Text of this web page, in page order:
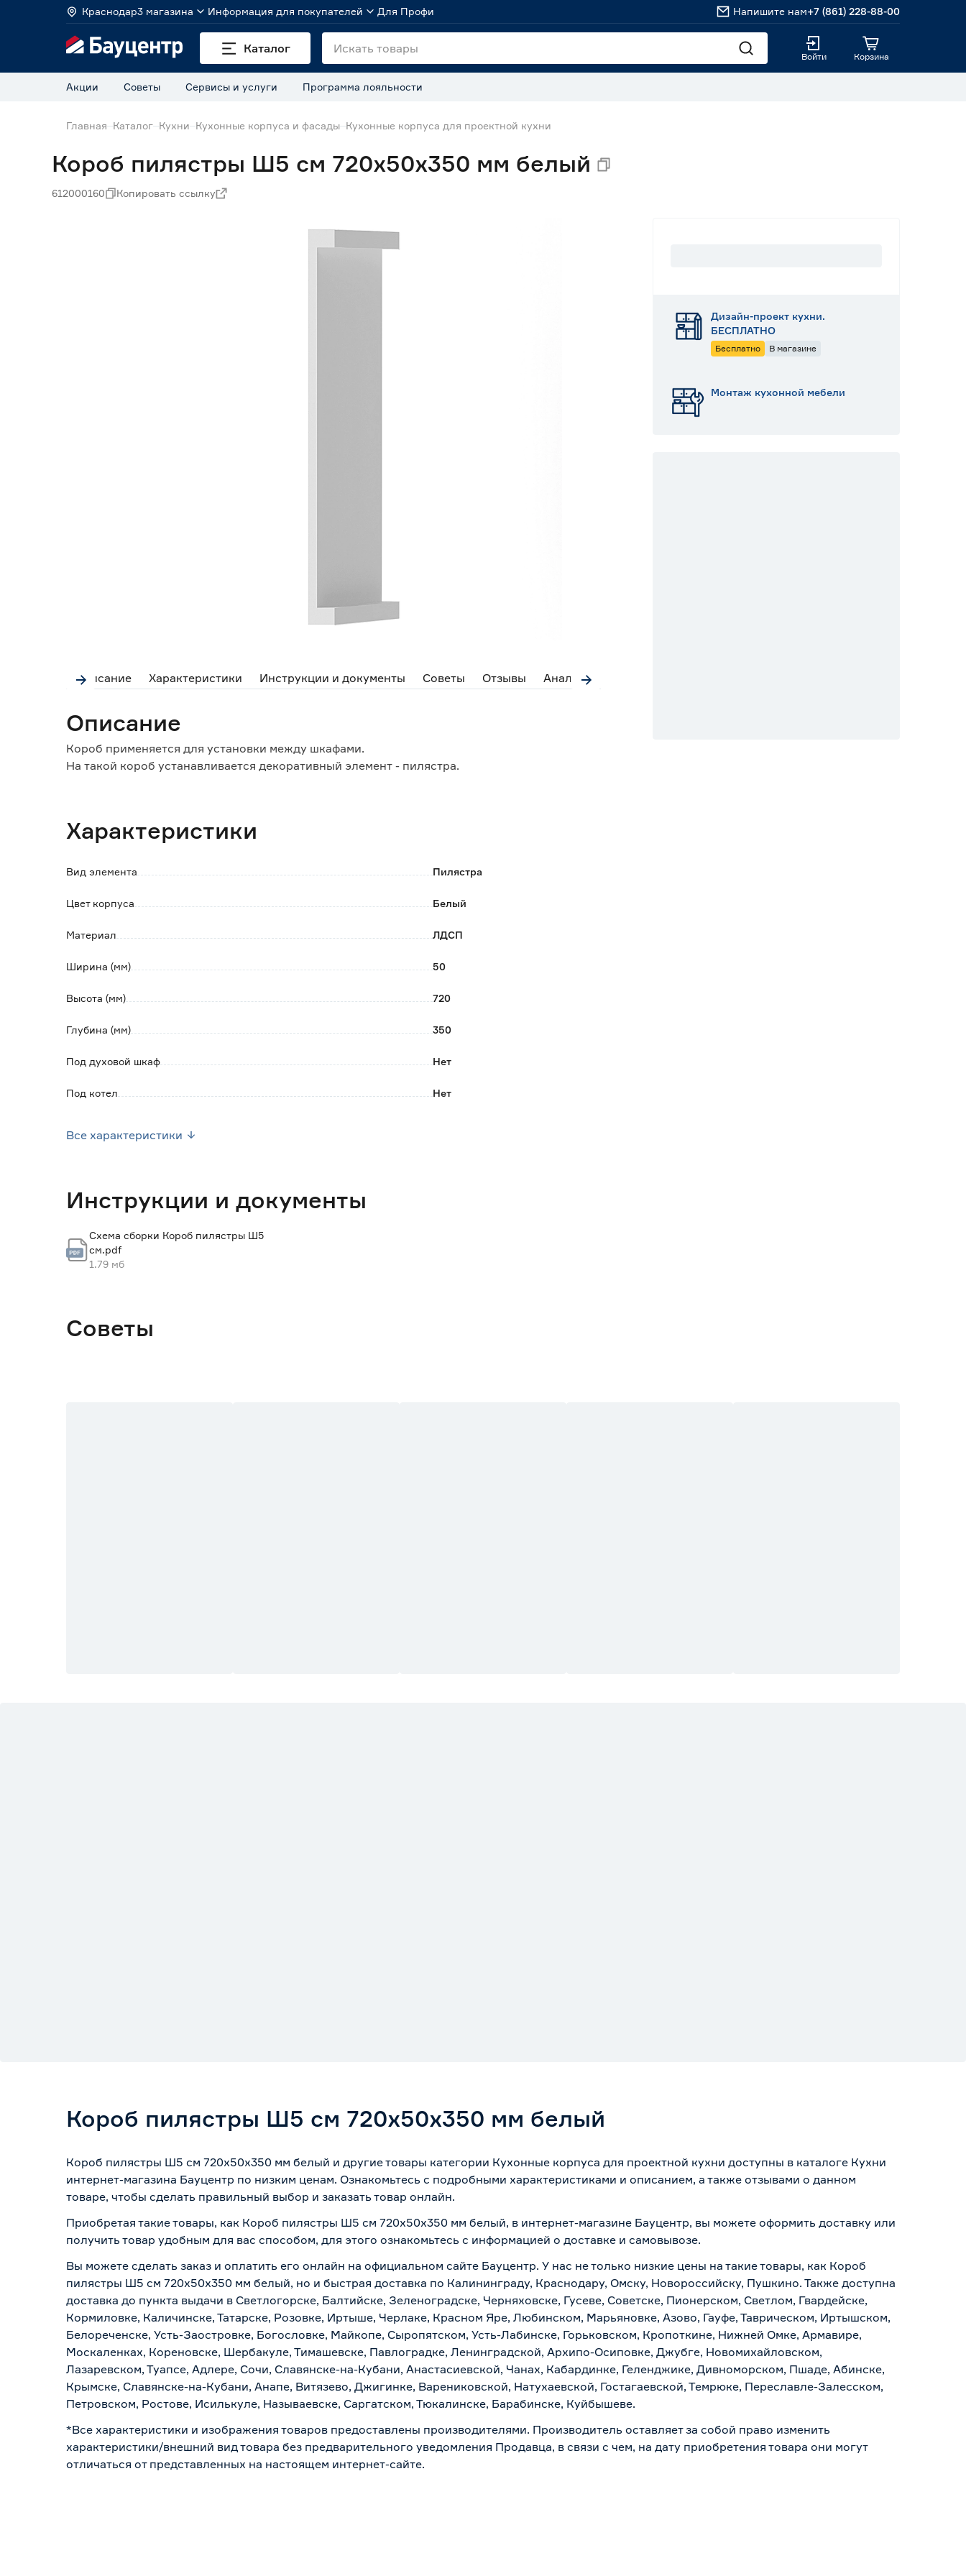
Краснодар3 магазина Информация для покупателей Для Профи Напишите нам+7 (861) 228-88-00
Каталог
Войти Корзина
Акции Советы Сервисы и услуги Программа лояльности
Главная Каталог Кухни Кухонные корпуса и фасады Кухонные корпуса для проектной кухни
Короб пилястры Ш5 см 720х50х350 мм белый
612000160 Копировать ссылку
Описание Характеристики Инструкции и документы Советы Отзывы Аналоги
Описание
Короб применяется для установки между шкафами.
На такой короб устанавливается декоративный элемент - пилястра.
Характеристики
Вид элемента Пилястра
Цвет корпуса Белый
Материал ЛДСП
Ширина (мм) 50
Высота (мм) 720
Глубина (мм) 350
Под духовой шкаф Нет
Под котел Нет
Все характеристики
Инструкции и документы
Схема сборки Короб пилястры Ш5
см.pdf
1.79 мб
Дизайн-проект кухни.
БЕСПЛАТНО
Бесплатно В магазине
Монтаж кухонной мебели
Советы
Короб пилястры Ш5 см 720х50х350 мм белый
Короб пилястры Ш5 см 720х50х350 мм белый и другие товары категории Кухонные корпуса для проектной кухни доступны в каталоге Кухни
интернет-магазина Бауцентр по низким ценам. Ознакомьтесь с подробными характеристиками и описанием, а также отзывами о данном
товаре, чтобы сделать правильный выбор и заказать товар онлайн.
Приобретая такие товары, как Короб пилястры Ш5 см 720х50х350 мм белый, в интернет-магазине Бауцентр, вы можете оформить доставку или
получить товар удобным для вас способом, для этого ознакомьтесь с информацией о доставке и самовывозе.
Вы можете сделать заказ и оплатить его онлайн на официальном сайте Бауцентр. У нас не только низкие цены на такие товары, как Короб
пилястры Ш5 см 720х50х350 мм белый, но и быстрая доставка по Калининграду, Краснодару, Омску, Новороссийску, Пушкино. Также доступна
доставка до пункта выдачи в Светлогорске, Балтийске, Зеленоградске, Черняховске, Гусеве, Советске, Пионерском, Светлом, Гвардейске,
Кормиловке, Каличинске, Татарске, Розовке, Иртыше, Черлаке, Красном Яре, Любинском, Марьяновке, Азово, Гауфе, Таврическом, Иртышском,
Белореченске, Усть-Заостровке, Богословке, Майкопе, Сыропятском, Усть-Лабинске, Горьковском, Кропоткине, Нижней Омке, Армавире,
Москаленках, Кореновске, Шербакуле, Тимашевске, Павлоградке, Ленинградской, Архипо-Осиповке, Джубге, Новомихайловском,
Лазаревском, Туапсе, Адлере, Сочи, Славянске-на-Кубани, Анастасиевской, Чанах, Кабардинке, Геленджике, Дивноморском, Пшаде, Абинске,
Крымске, Славянске-на-Кубани, Анапе, Витязево, Джигинке, Варениковской, Натухаевской, Гостагаевской, Темрюке, Переславле-Залесском,
Петровском, Ростове, Исилькуле, Называевске, Саргатском, Тюкалинске, Барабинске, Куйбышеве.
*Все характеристики и изображения товаров предоставлены производителями. Производитель оставляет за собой право изменить
характеристики/внешний вид товара без предварительного уведомления Продавца, в связи с чем, на дату приобретения товара они могут
отличаться от представленных на настоящем интернет-сайте.